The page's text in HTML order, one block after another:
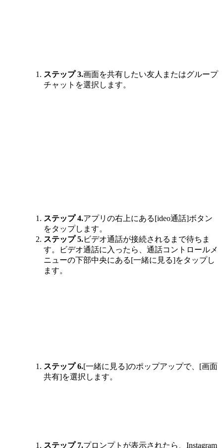
ステップ 3.画面を共有したい友人またはグループ
チャットを選択します。
ステップ 4.アプリの右上にある[ideo通話]ボタン
をタップします。
ステップ 5.ビデオ通話が接続されるまで待ちま
す。ビデオ通話に入ったら、通話コントロールメ
ニューの下部中央にある[一緒に見る]をタップし
ます。
ステップ 6.[一緒に見る]のポップアップで、[画面
共有]を選択します。
ステップ 7.プロンプトが表示されたら、Instagram